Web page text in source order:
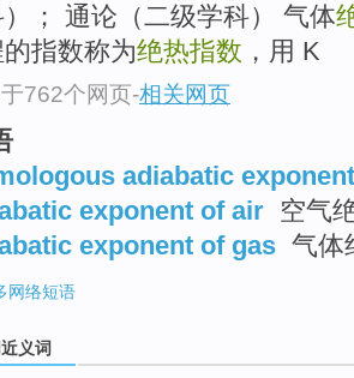
； 通论（二级学科） 气体
指数称为绝热指数 ，用 K
762个网页-相关网页
adiabatic exponent
exponent of air 空气
exponent of gas 气体
网络短语
义词